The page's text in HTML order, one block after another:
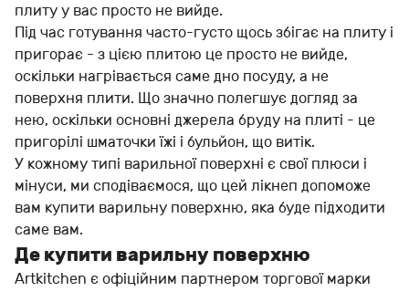
плиту у вас просто не вийде.
Під час готування часто-густо щось збігає на плиту і
пригорає - з цією плитою це просто не вийде,
оскільки нагрівається саме дно посуду, а не
поверхня плити. Що значно полегшує догляд за
нею, оскільки основні джерела бруду на плиті - це
пригорілі шматочки їжі і бульйон, що витік.
У кожному типі варильної поверхні є свої плюси і
мінуси, ми сподіваємося, що цей лікнеп допоможе
вам купити варильну поверхню, яка буде підходити
саме вам.
Де купити варильну поверхню
Artkitchen є офіційним партнером торгової марки